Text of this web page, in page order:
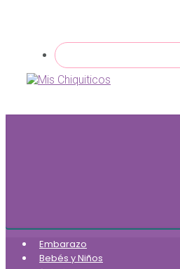
Embarazo
Bebés y Niños